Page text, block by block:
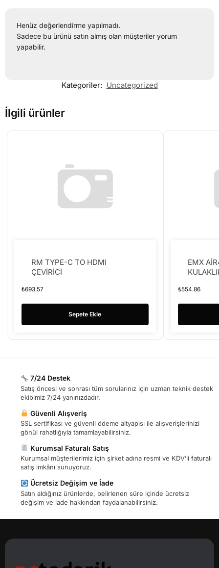
Henüz değerlendirme yapılmadı.
Sadece bu ürünü satın almış olan müşteriler yorum
yapabilir.
Kategoriler: Uncategorized
İlgili ürünler
RM TYPE-C TO HDMI
ÇEVİRİCİ
₺693.57
Sepete Ekle
EMX
₺554.86
7/24 Destek
Satış öncesi ve sonrası tüm sorularınız için uzman teknik destek
ekibimiz 7/24 yanınızdadır.
Güvenli Alışveriş
SSL sertifikası ve güvenli ödeme altyapısı ile alışverişlerinizi
gönül rahatlığıyla tamamlayabilirsiniz.
Kurumsal Faturalı Satış
Kurumsal müşterilerimiz için şirket adına resmi ve KDV’li faturalı
satış imkânı sunuyoruz.
Ücretsiz Değişim ve İade
Satın aldığınız ürünlerde, belirlenen süre içinde ücretsiz
değişim ve iade hakkından faydalanabilirsiniz.